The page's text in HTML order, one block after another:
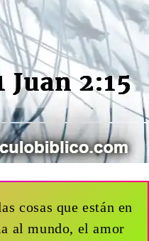
cosas que están en
al mundo, el amor